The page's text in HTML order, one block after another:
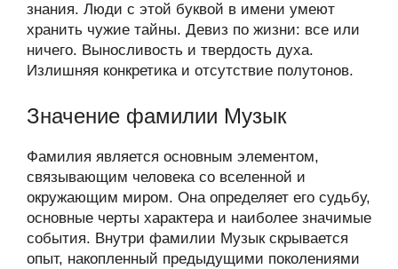
знания. Люди с этой буквой в имени умеют
хранить чужие тайны. Девиз по жизни: все или
ничего. Выносливость и твердость духа.
Излишняя конкретика и отсутствие полутонов.
Значение фамилии Музык
Фамилия является основным элементом,
связывающим человека со вселенной и
окружающим миром. Она определяет его судьбу,
основные черты характера и наиболее значимые
события. Внутри фамилии Музык скрывается
опыт, накопленный предыдущими поколениями